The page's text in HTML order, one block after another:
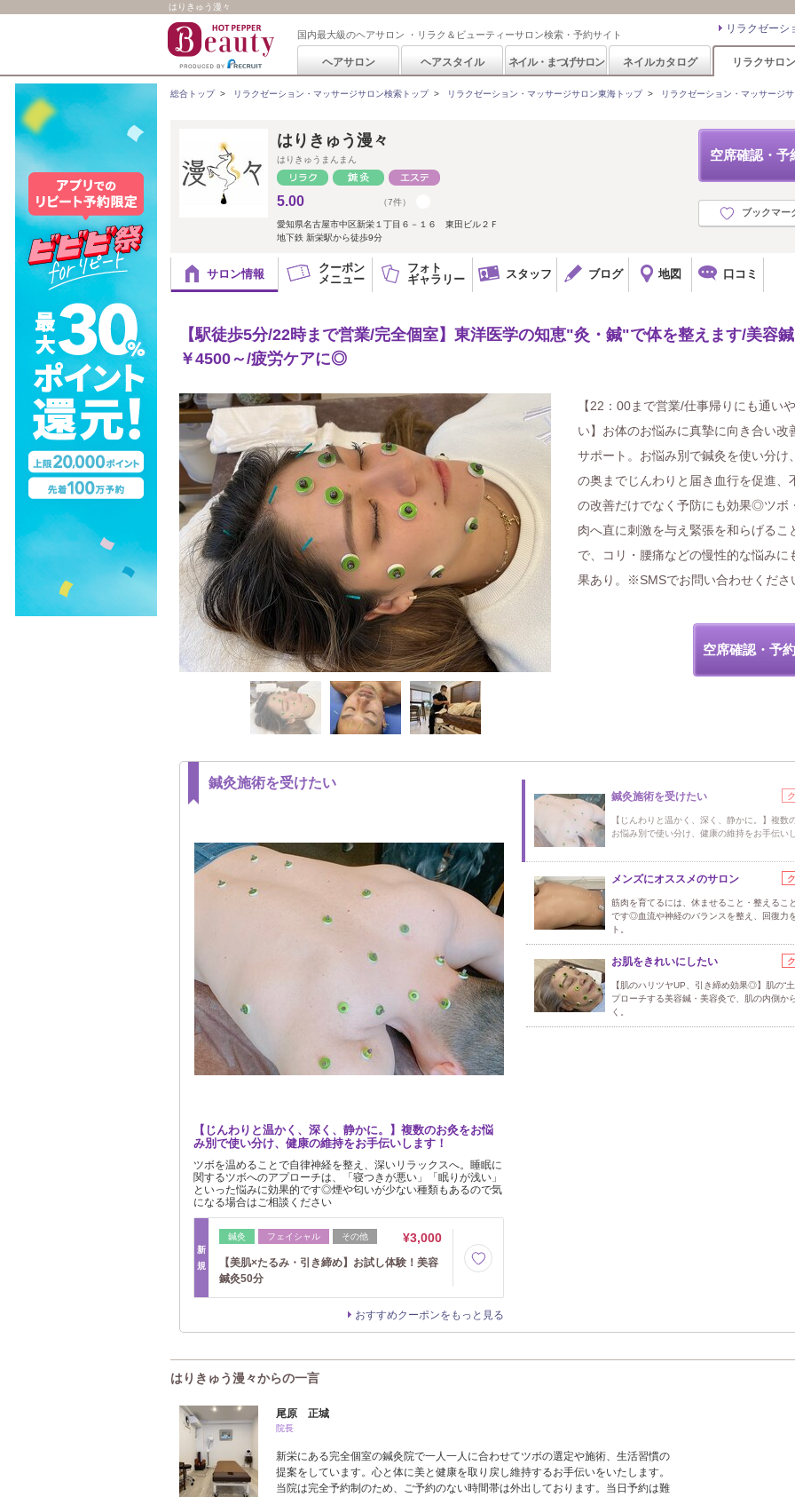
はりきゅう漫々
国内最大級のヘアサロン ・リラク＆ビューティーサロン検索・予約サイト リラクゼーシ
ヘアサロン ヘアスタイル ネイル・まつげサロン ネイルカタログ リラクサロン
総合トップ> リラクゼーション・マッサージサロン検索トップ> リラクゼーション・マッサージサロン東海トップ> リラクゼーション・マッサージ
空席確認・予
ブックマー
はりきゅう漫々
はりきゅうまんまん
5.00 （7件）
愛知県名古屋市中区新栄１丁目６－１６ 東田ビル２Ｆ
地下鉄 新栄駅から徒歩9分
サロン情報
クーポン
メニュー
フォト
ギャラリー
スタッフ ブログ 地図 口コミ
【駅徒歩5分/22時まで営業/完全個室】東洋医学の知恵"灸・鍼"で体を整えます/美容鍼
￥4500～/疲労ケアに◎
【22：00まで営業/仕事帰りにも通い
い】お体のお悩みに真摯に向き合い改
サポート。お悩み別で鍼灸を使い分け
の奥までじんわりと届き血行を促進、
の改善だけでなく予防にも効果◎ツボ
肉へ直に刺激を与え緊張を和らげるこ
で、コリ・腰痛などの慢性的な悩みに
果あり。※SMSでお問い合わせくださ
空席確認・予
鍼灸施術を受けたい
【じんわりと温かく、深く、静かに。】複数のお灸をお悩
み別で使い分け、健康の維持をお手伝いします！
ツボを温めることで自律神経を整え、深いリラックスへ。睡眠に
関するツボへのアプローチは、「寝つきが悪い」「眠りが浅い」
といった悩みに効果的です◎煙や匂いが少ない種類もあるので気
になる場合はご相談ください
新
規
鍼灸 フェイシャル その他 ¥3,000
【美肌×たるみ・引き締め】お試し体験！美容
鍼灸50分
おすすめクーポンをもっと見る
鍼灸施術を受けたい
【じんわりと温かく、深く、静かに。】複数
お悩み別で使い分け、健康の維持をお手伝い
メンズにオススメのサロン
筋肉を育てるには、休ませること・整えるこ
です◎血流や神経のバランスを整え、回復力
ト。
お肌をきれいにしたい
【肌のハリツヤUP、引き締め効果◎】肌の“
プローチする美容鍼・美容灸で、肌の内側か
く。
はりきゅう漫々からの一言
尾原 正城
院長
新栄にある完全個室の鍼灸院で一人一人に合わせてツボの選定や施術、生活習慣の
提案をしています。心と体に美と健康を取り戻し維持するお手伝いをいたします。
当院は完全予約制のため、ご予約のない時間帯は外出しております。当日予約は難